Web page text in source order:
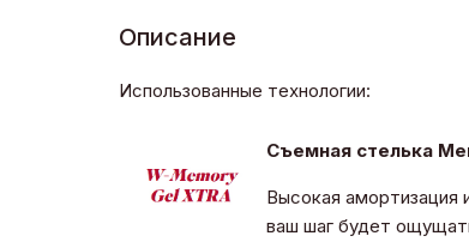
Описание
Использованные технологии:
Съемная стелька
Высокая
ваш шаг будет